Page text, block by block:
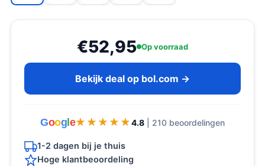
€52,95 Op voorraad
Bekijk deal op bol.com →
Goog e★★★★★
★★★★★ 4.8 | 210 beoordelingen
1-2 dagen bij je thuis
Hoge klantbeoordeling